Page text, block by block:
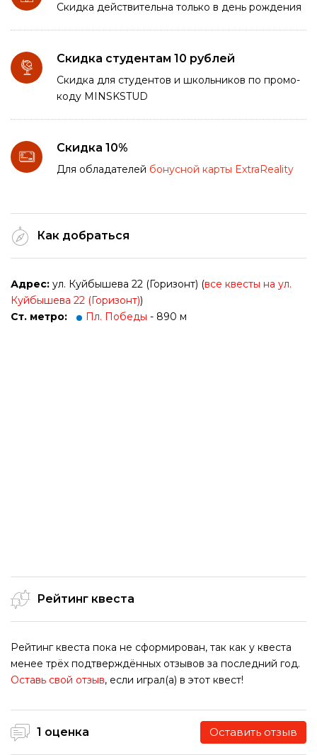
Скидка действительна только в день рождения
Скидка студентам 10 рублей
Скидка для студентов и школьников по промо-
коду MINSKSTUD
Скидка 10%
Для обладателей бонусной карты ExtraReality
Как добраться
Адрес: ул. Куйбышева 22 (Горизонт) (все квесты на ул.
Куйбышева 22 (Горизонт))
Ст. метро:
Пл. Победы - 890 м
Рейтинг квеста
Рейтинг квеста пока не сформирован, так как у квеста
менее трёх подтверждённых отзывов за последний год.
Оставь свой отзыв, если играл(а) в этот квест!
1 оценка Оставить отзыв